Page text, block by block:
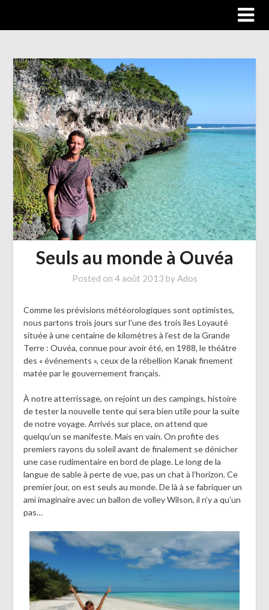
Seuls au monde à Ouvéa
Posted on 4 août 2013 byAdos
Comme les prévisions météorologiques sont optimistes,
nous partons trois jours sur l’une des trois îles Loyauté
située à une centaine de kilomètres à l’est de la Grande
Terre : Ouvéa, connue pour avoir été, en 1988, le théâtre
des « événements », ceux de la rébellion Kanak finement
matée par le gouvernement français.
À notre atterrissage, on rejoint un des campings, histoire
de tester la nouvelle tente qui sera bien utile pour la suite
de notre voyage. Arrivés sur place, on attend que
quelqu’un se manifeste. Mais en vain. On profite des
premiers rayons du soleil avant de finalement se dénicher
une case rudimentaire en bord de plage. Le long de la
langue de sable à perte de vue, pas un chat à l’horizon. Ce
premier jour, on est seuls au monde. De là à se fabriquer un
ami imaginaire avec un ballon de volley Wilson, il n’y a qu’un
pas…